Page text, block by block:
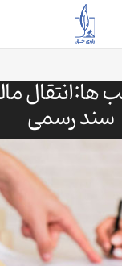
ها:انتقال
سند رسمی